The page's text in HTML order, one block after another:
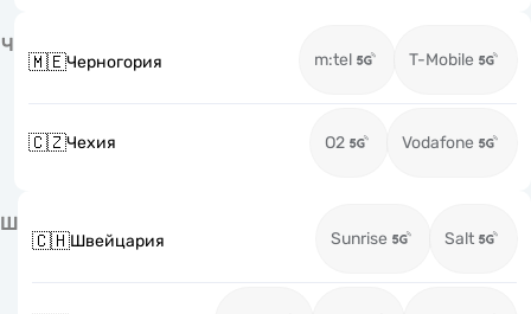
Ч
🇲🇪Черногория m:tel T-Mobile
🇨🇿Чехия O2 Vodafone
Ш
🇨🇭Швейцария Sunrise Salt